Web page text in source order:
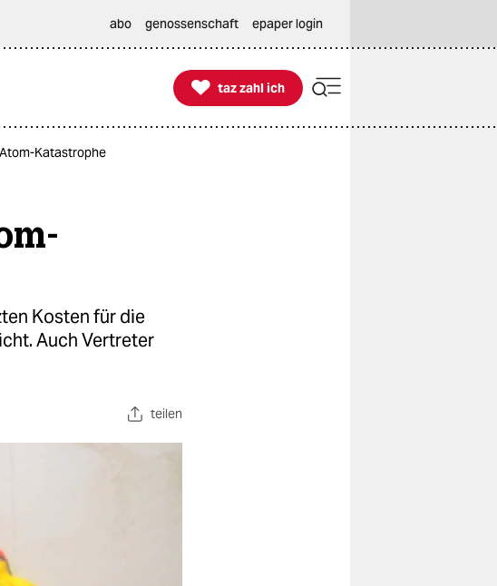
abo genossenschaft epaper login

taz zahl ich
taz zahl ich
Katastrophe
Kosten für die
Auch Vertreter
teilen